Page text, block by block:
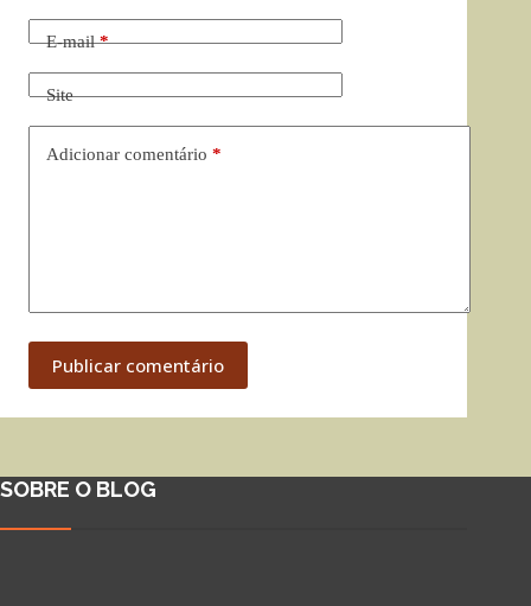
E-mail*
Site
Adicionar comentário *
Publicar comentário
SOBRE O BLOG